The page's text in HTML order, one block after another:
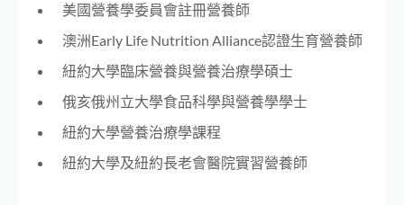
美國營養學委員會註冊營養師
澳洲Early Life Nutrition Alliance認證生育營養師
紐約大學臨床營養與營養治療學碩士
俄亥俄州立大學食品科學與營養學學士
紐約大學營養治療學課程
紐約大學及紐約長老會醫院實習營養師